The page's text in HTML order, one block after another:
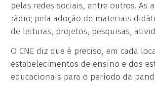
pelas redes sociais, entre outros. As
rádio; pela adoção de materiais
de leituras, projetos, pesquisas,
O CNE diz que é preciso, em cada
estabelecimentos de ensino e dos
educacionais para o período da